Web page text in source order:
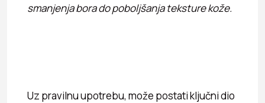
smanjenja bora do poboljšanja teksture kože.
Uz pravilnu upotrebu, može postati ključni dio